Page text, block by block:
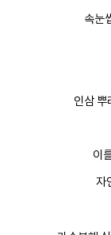
속눈
인삼 뿌
이
자